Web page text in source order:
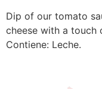
Dip of our tomato
cheese with a touch
Contiene: Leche.